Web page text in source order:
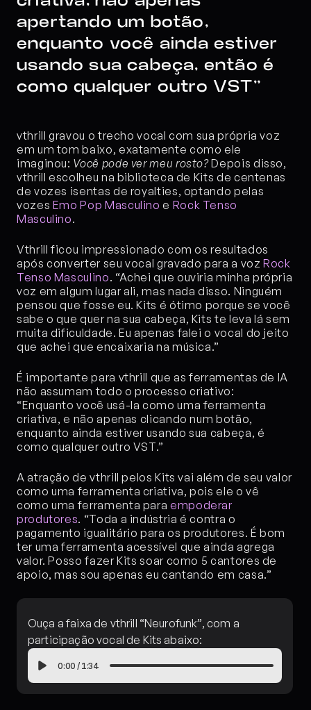
apertando um botão,
enquanto você ainda estiver
usando sua cabeça, então é
como qualquer outro VST”
vthrill gravou o trecho vocal com sua própria voz
em um tom baixo, exatamente como ele
imaginou: Você pode ver meu rosto? Depois disso,
vthrill escolheu na biblioteca de Kits de centenas
de vozes isentas de royalties, optando pelas
vozes Emo Pop Masculino e Rock Tenso
Masculino.
Vthrill ficou impressionado com os resultados
após converter seu vocal gravado para a voz Rock
Tenso Masculino. “Achei que ouviria minha própria
voz em algum lugar ali, mas nada disso. Ninguém
pensou que fosse eu. Kits é ótimo porque se você
sabe o que quer na sua cabeça, Kits te leva lá sem
muita dificuldade. Eu apenas falei o vocal do jeito
que achei que encaixaria na música.”
É importante para vthrill que as ferramentas de IA
não assumam todo o processo criativo:
“Enquanto você usá-la como uma ferramenta
criativa, e não apenas clicando num botão,
enquanto ainda estiver usando sua cabeça, é
como qualquer outro VST.”
A atração de vthrill pelos Kits vai além de seu valor
como uma ferramenta criativa, pois ele o vê
como uma ferramenta para empoderar
produtores. “Toda a indústria é contra o
pagamento igualitário para os produtores. É bom
ter uma ferramenta acessível que ainda agrega
valor. Posso fazer Kits soar como 5 cantores de
apoio, mas sou apenas eu cantando em casa.”
Ouça a faixa de vthrill “Neurofunk”, com a
participação vocal de Kits abaixo:
0:00 / 1:34